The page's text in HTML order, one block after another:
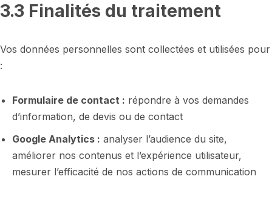
3.3 Finalités du traitement
Vos données personnelles sont collectées et utilisées pour
:
Formulaire de contact : répondre à vos demandes
d’information, de devis ou de contact
Google Analytics : analyser l’audience du site,
améliorer nos contenus et l’expérience utilisateur,
mesurer l’efficacité de nos actions de communication